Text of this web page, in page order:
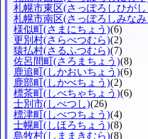
札幌市東区(さっぽろしひがし
札幌市南区(さっぽろしみなみ
様似町 (さまにちょう)(6)
更別村(さらべつむら)(2)
猿払村(さるふつむら)(7)
佐呂間町 (さろまちょう)(8)
鹿追町 (しかおいちょう)(6)
鹿部町 (しかべちょう)(2)
標茶町 (しべちゃちょう)(6)
士別市(しべつし)(26)
標津町 (しべつちょう)(4)
士幌町 (しほろちょう)(8)
島牧村(しままきむら)(8)